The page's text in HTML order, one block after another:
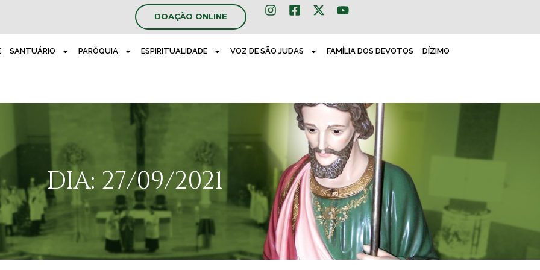
DOAÇÃO ONLINE
SANTUÁRIO PARÓQUIA ESPIRITUALIDADE VOZ DE SÃO JUDAS FAMÍLIA DOS DEVOTOS DÍZIMO
DIA: 27/09/2021